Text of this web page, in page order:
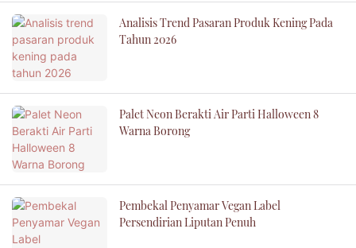
Analisis Trend Pasaran Produk Kening Pada
Tahun 2026
Palet Neon Berakti Air Parti Halloween 8
Warna Borong
Pembekal Penyamar Vegan Label
Persendirian Liputan Penuh